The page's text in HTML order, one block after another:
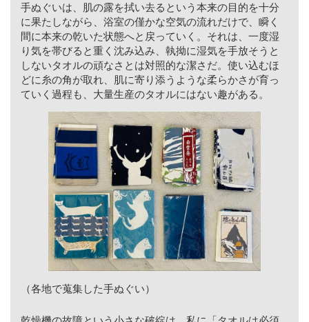
手ぬぐいは、肌の露を拭い去るという本来の目的を十分
に果たしながら、浴室の僅かな空気の流れだけで、瞬く
間に本来の乾いた状態へと戻っていく。それは、一度湿
り気を帯びると重く沈み込み、執拗に湿気を手放そうと
しないタオルの頑なさとは対照的な潔さだ。使い込むほ
どに糸の角が取れ、肌に寄り添うような柔らかさが育っ
ていく過程も、大量生産のタオルにはない趣がある。
（各地で蒐集した手ぬぐい）